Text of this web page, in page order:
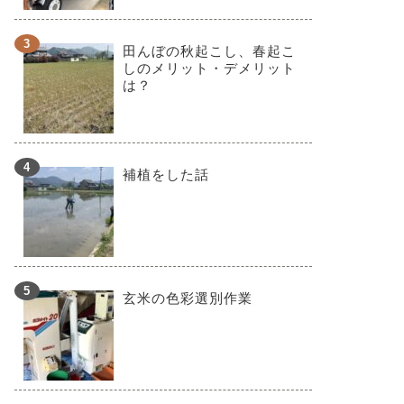
田んぼの秋起こし、春起こ
しのメリット・デメリット
は？
補植をした話
玄米の色彩選別作業